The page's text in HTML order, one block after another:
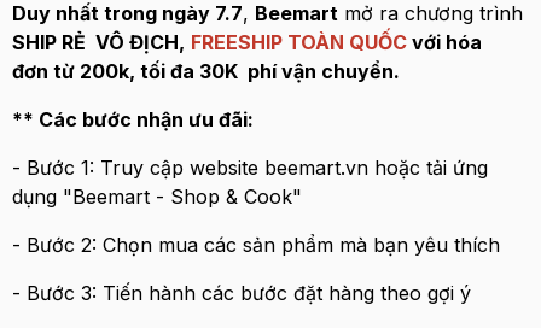
Duy nhất trong ngày 7.7, Beemart mở ra chương trình
SHIP RẺ VÔ ĐỊCH, FREESHIP TOÀN QUỐC với hóa
đơn từ 200k, tối đa 30K phí vận chuyển.
** Các bước nhận ưu đãi:
- Bước 1: Truy cập website beemart.vn hoặc tải ứng
dụng "Beemart - Shop & Cook"
- Bước 2: Chọn mua các sản phẩm mà bạn yêu thích
- Bước 3: Tiến hành các bước đặt hàng theo gợi ý